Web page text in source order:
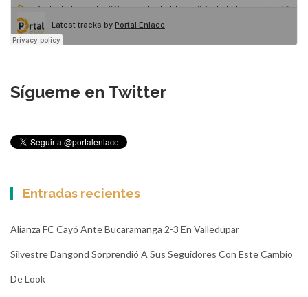
Sígueme en Twitter
Entradas recientes
Alianza FC Cayó Ante Bucaramanga 2-3 En Valledupar
Silvestre Dangond Sorprendió A Sus Seguidores Con Este Cambio
De Look